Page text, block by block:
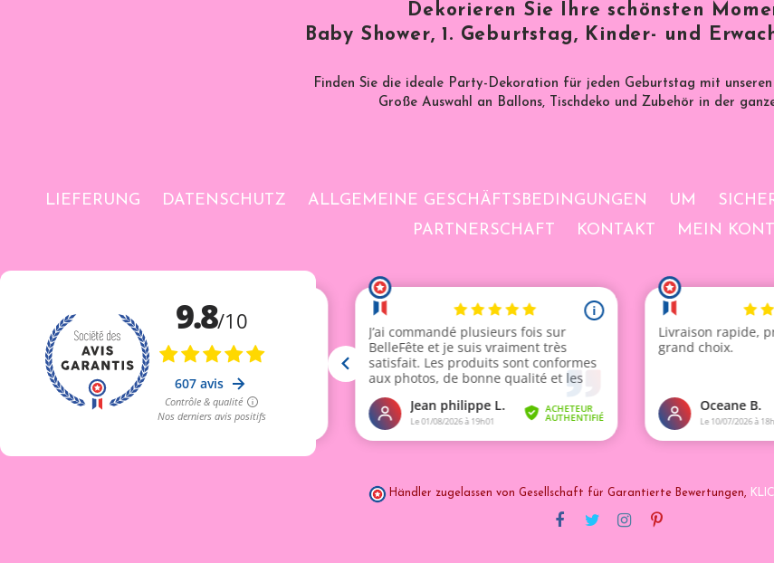
Dekorieren Sie Ihre schönsten
Baby Shower, 1. Geburtstag, Kinder- und
Finden Sie die ideale Party-Dekoration für jeden Geburtstag mit
Große Auswahl an Ballons, Tischdeko und Zubehör in der
LIEFERUNG DATENSCHUTZ ALLGEMEINE GESCHÄFTSBEDINGUNGEN UM
PARTNERSCHAFT
KONTAKT MEIN
Händler zugelassen von Gesellschaft für Garantierte Bewertungen,